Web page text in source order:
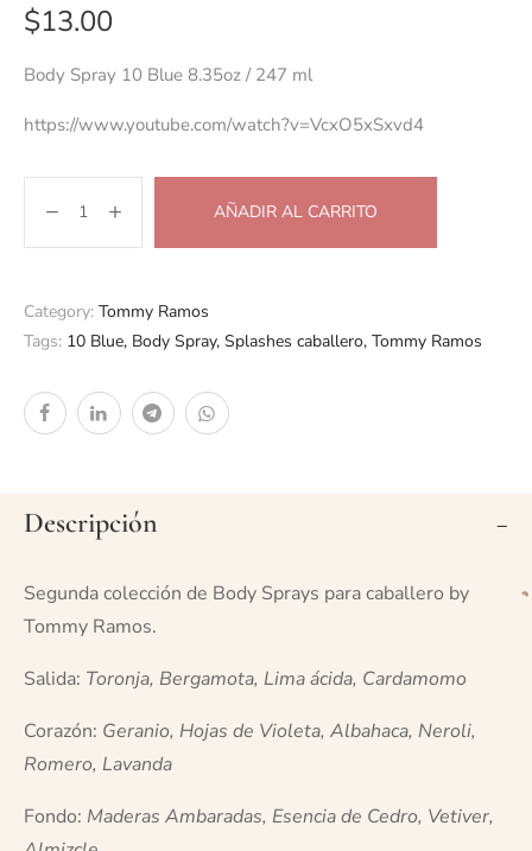
$13.00
Body Spray 10 Blue 8.35oz / 247 ml
https://www.youtube.com/watch?v=VcxO5xSxvd4
AÑADIR AL CARRITO
Category: Tommy Ramos
Tags: 10 Blue, Body Spray, Splashes caballero, Tommy Ramos
Descripción
Segunda colección de Body Sprays para caballero by
Tommy Ramos.
Salida: Toronja, Bergamota, Lima ácida, Cardamomo
Corazón: Geranio, Hojas de Violeta, Albahaca, Neroli,
Romero, Lavanda
Fondo: Maderas Ambaradas, Esencia de Cedro, Vetiver,